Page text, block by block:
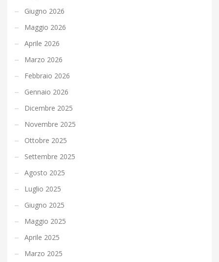
Giugno 2026
Maggio 2026
Aprile 2026
Marzo 2026
Febbraio 2026
Gennaio 2026
Dicembre 2025
Novembre 2025
Ottobre 2025
Settembre 2025
Agosto 2025
Luglio 2025
Giugno 2025
Maggio 2025
Aprile 2025
Marzo 2025